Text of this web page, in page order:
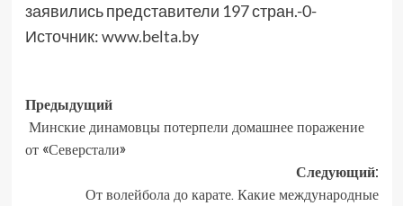
заявились представители 197 стран.-0-
Источник:www.belta.by
Предыдущий
Минские динамовцы потерпели домашнее поражение
от «Северстали»
Следующий:
От волейбола до карате. Какие международные